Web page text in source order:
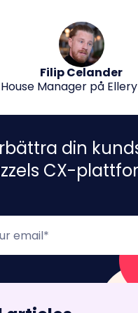
Filip Celander
Manager på
din
CX-